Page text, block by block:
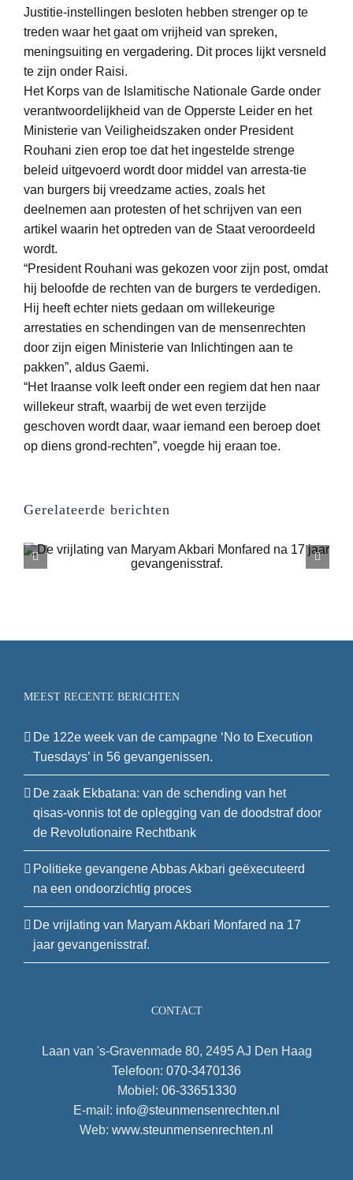
Justitie-instellingen besloten hebben strenger op te
treden waar het gaat om vrijheid van spreken,
meningsuiting en vergadering. Dit proces lijkt versneld
te zijn onder Raisi.
Het Korps van de Islamitische Nationale Garde onder
verantwoordelijkheid van de Opperste Leider en het
Ministerie van Veiligheidszaken onder President
Rouhani zien erop toe dat het ingestelde strenge
beleid uitgevoerd wordt door middel van arresta-tie
van burgers bij vreedzame acties, zoals het
deelnemen aan protesten of het schrijven van een
artikel waarin het optreden van de Staat veroordeeld
wordt.
“President Rouhani was gekozen voor zijn post, omdat
hij beloofde de rechten van de burgers te verdedigen.
Hij heeft echter niets gedaan om willekeurige
arrestaties en schendingen van de mensenrechten
door zijn eigen Ministerie van Inlichtingen aan te
pakken”, aldus Gaemi.
“Het Iraanse volk leeft onder een regiem dat hen naar
willekeur straft, waarbij de wet even terzijde
geschoven wordt daar, waar iemand een beroep doet
op diens grond-rechten”, voegde hij eraan toe.
Gerelateerde berichten
Studentenprotesten aan
MEEST RECENTE BERICHTEN
De 122e week van de campagne ‘No to Execution
Tuesdays’ in 56 gevangenissen.
De zaak Ekbatana: van de schending van het
qisas-vonnis tot de oplegging van de doodstraf door
de Revolutionaire Rechtbank
Politieke gevangene Abbas Akbari geëxecuteerd
na een ondoorzichtig proces
De vrijlating van Maryam Akbari Monfared na 17
jaar gevangenisstraf.
CONTACT
Laan van 's-Gravenmade 80, 2495 AJ Den Haag
Telefoon: 070-3470136
Mobiel: 06-33651330
E-mail: info@steunmensenrechten.nl
Web: www.steunmensenrechten.nl